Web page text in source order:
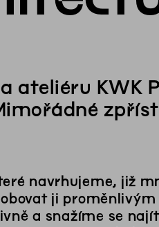
ateliéru KWK
navrhujeme, již
ji proměnlivým
a snažíme se